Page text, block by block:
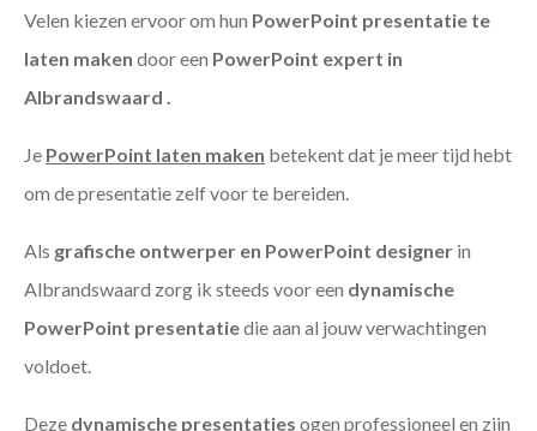
Velen kiezen ervoor om hun PowerPoint presentatie te
laten maken door een PowerPoint expert in
Albrandswaard .
Je PowerPoint laten maken betekent dat je meer tijd hebt
om de presentatie zelf voor te bereiden.
Als grafische ontwerper en PowerPoint designer in
Albrandswaard zorg ik steeds voor een dynamische
PowerPoint presentatiedie aan al jouw verwachtingen
voldoet.
Deze dynamische presentaties ogen professioneel en zijn